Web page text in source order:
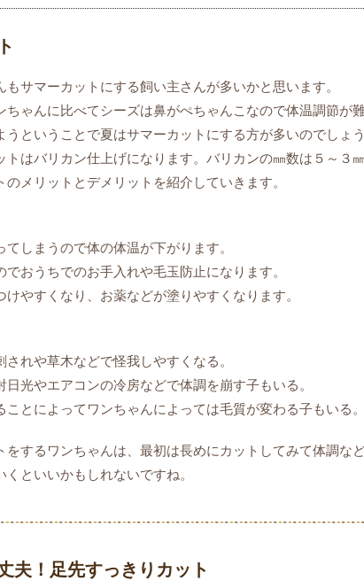
もサマーカットにする飼い主さんが多いかと思います。
ちゃんに比べてシーズは鼻がぺちゃんこなので体温調節が
うということで夏はサマーカットにする方が多いのでしょう
トはバリカン仕上げになります。バリカンの㎜数は５～３㎜
のメリットとデメリットを紹介していきます。
しまうので体の体温が下がります。
おうちでのお手入れや毛玉防止になります。
やすくなり、お薬などが塗りやすくなります。
れや草木などで怪我しやすくなる。
光やエアコンの冷房などで体調を崩す子もいる。
とによってワンちゃんによっては毛質が変わる子もいる。
をするワンちゃんは、最初は長めにカットしてみて体調な
といいかもしれないですね。
夫！足先すっきりカット